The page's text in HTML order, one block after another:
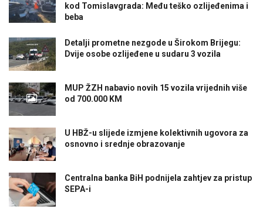
kod Tomislavgrada: Među teško ozlijeđenima i
beba
Detalji prometne nezgode u Širokom Brijegu:
Dvije osobe ozlijeđene u sudaru 3 vozila
MUP ŽZH nabavio novih 15 vozila vrijednih više
od 700.000 KM
U HBŽ-u slijede izmjene kolektivnih ugovora za
osnovno i srednje obrazovanje
Centralna banka BiH podnijela zahtjev za pristup
SEPA-i